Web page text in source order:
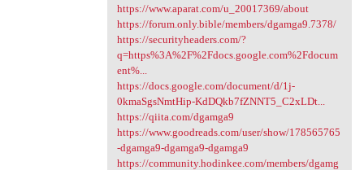
https://www.aparat.com/u_20017369/about
https://forum.only.bible/members/dgamga9.7378/
https://securityheaders.com/?
q=https%3A%2F%2Fdocs.google.com%2Fdocum
ent%...
https://docs.google.com/document/d/1j-
0kmaSgsNmtHip-KdDQkb7fZNNT5_C2xLDt...
https://qiita.com/dgamga9
https://www.goodreads.com/user/show/178565765
-dgamga9-dgamga9-dgamga9
https://community.hodinkee.com/members/dgamg